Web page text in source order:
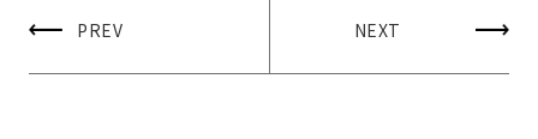
PREV NEXT